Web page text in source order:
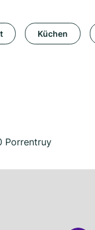
Küchen
Porrentruy